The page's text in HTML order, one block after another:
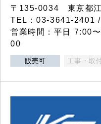
〒135-0034 東京都
TEL：03-3641-2401
営業時間：平日 7:00
00
販売可 工事・取